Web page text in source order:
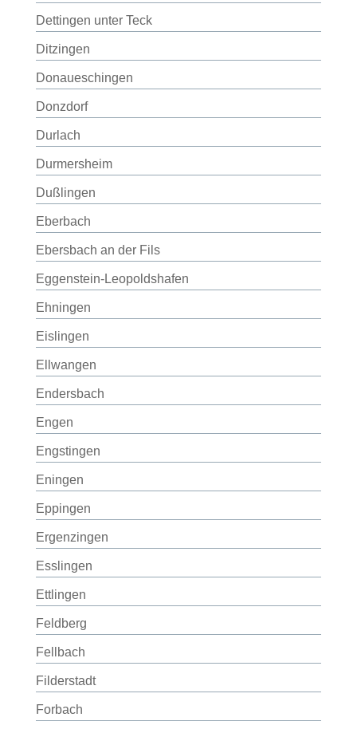
Dettingen unter Teck
Ditzingen
Donaueschingen
Donzdorf
Durlach
Durmersheim
Dußlingen
Eberbach
Ebersbach an der Fils
Eggenstein-Leopoldshafen
Ehningen
Eislingen
Ellwangen
Endersbach
Engen
Engstingen
Eningen
Eppingen
Ergenzingen
Esslingen
Ettlingen
Feldberg
Fellbach
Filderstadt
Forbach